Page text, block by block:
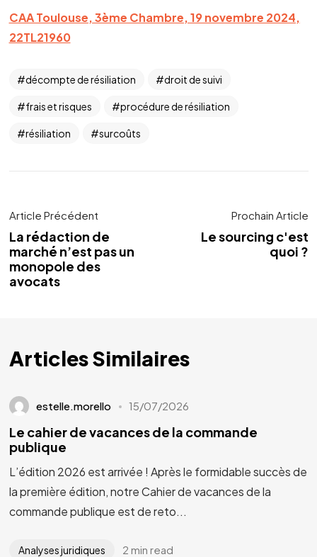
CAA Toulouse, 3ème Chambre, 19 novembre 2024,
22TL21960
décompte de résiliation droit de suivi
frais et risques procédure de résiliation
résiliation surcoûts
Article Précédent
La rédaction de
marché n’est pas un
monopole des
avocats
Prochain Article
Le sourcing c'est
quoi ?
Articles Similaires
estelle.morello 15/07/2026
Le cahier de vacances de la commande
publique
L’édition 2026 est arrivée ! Après le formidable succès de
la première édition, notre Cahier de vacances de la
commande publique est de reto...
Analyses juridiques 2 min read